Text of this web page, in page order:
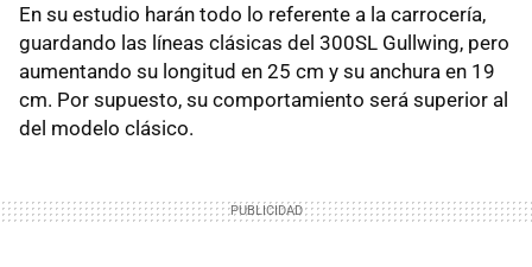
En su estudio harán todo lo referente a la carrocería,
guardando las líneas clásicas del 300SL Gullwing, pero
aumentando su longitud en 25 cm y su anchura en 19
cm. Por supuesto, su comportamiento será superior al
del modelo clásico.